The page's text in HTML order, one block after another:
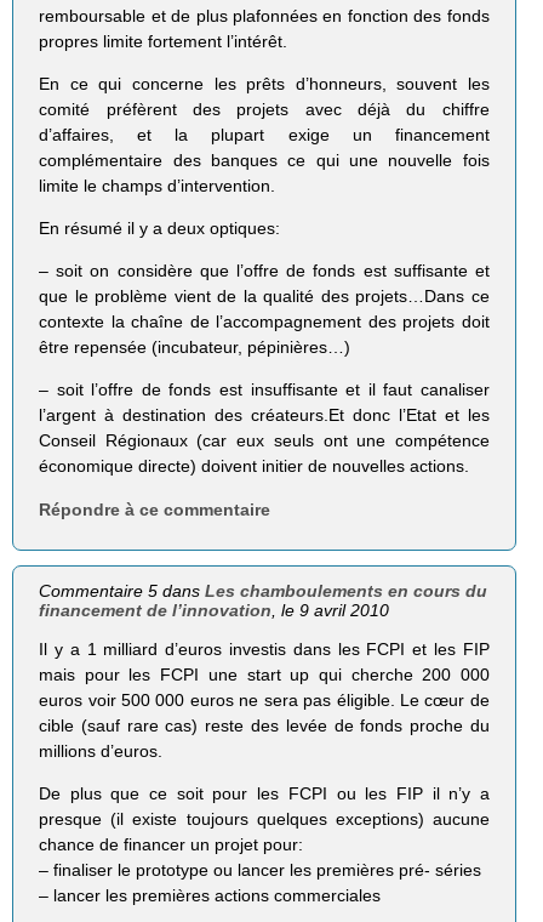
remboursable et de plus plafonnées en fonction des fonds
propres limite fortement l’intérêt.
En ce qui concerne les prêts d’honneurs, souvent les
comité préfèrent des projets avec déjà du chiffre
d’affaires, et la plupart exige un financement
complémentaire des banques ce qui une nouvelle fois
limite le champs d’intervention.
En résumé il y a deux optiques:
– soit on considère que l’offre de fonds est suffisante et
que le problème vient de la qualité des projets…Dans ce
contexte la chaîne de l’accompagnement des projets doit
être repensée (incubateur, pépinières…)
– soit l’offre de fonds est insuffisante et il faut canaliser
l’argent à destination des créateurs.Et donc l’Etat et les
Conseil Régionaux (car eux seuls ont une compétence
économique directe) doivent initier de nouvelles actions.
Répondre à ce commentaire
Commentaire 5 dansLes chamboulements en cours du
financement de l’innovation , le 9 avril 2010
Il y a 1 milliard d’euros investis dans les FCPI et les FIP
mais pour les FCPI une start up qui cherche 200 000
euros voir 500 000 euros ne sera pas éligible. Le cœur de
cible (sauf rare cas) reste des levée de fonds proche du
millions d’euros.
De plus que ce soit pour les FCPI ou les FIP il n’y a
presque (il existe toujours quelques exceptions) aucune
chance de financer un projet pour:
– finaliser le prototype ou lancer les premières pré- séries
– lancer les premières actions commerciales